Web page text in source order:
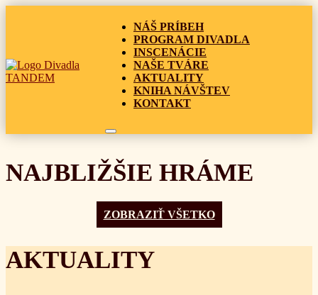
NÁŠ PRÍBEH
PROGRAM DIVADLA
INSCENÁCIE
NAŠE TVÁRE
AKTUALITY
KNIHA NÁVŠTEV
KONTAKT
NAJBLIŽŠIE HRÁME
ZOBRAZIŤ VŠETKO
AKTUALITY